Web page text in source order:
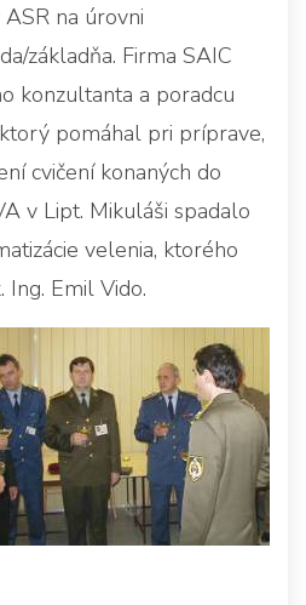
na úrovni
základňa. Firma SAIC
konzultanta a poradcu
pomáhal pri príprave,
cvičení konaných do
v Lipt. Mikuláši spadalo
velenia, ktorého
Emil Vido.